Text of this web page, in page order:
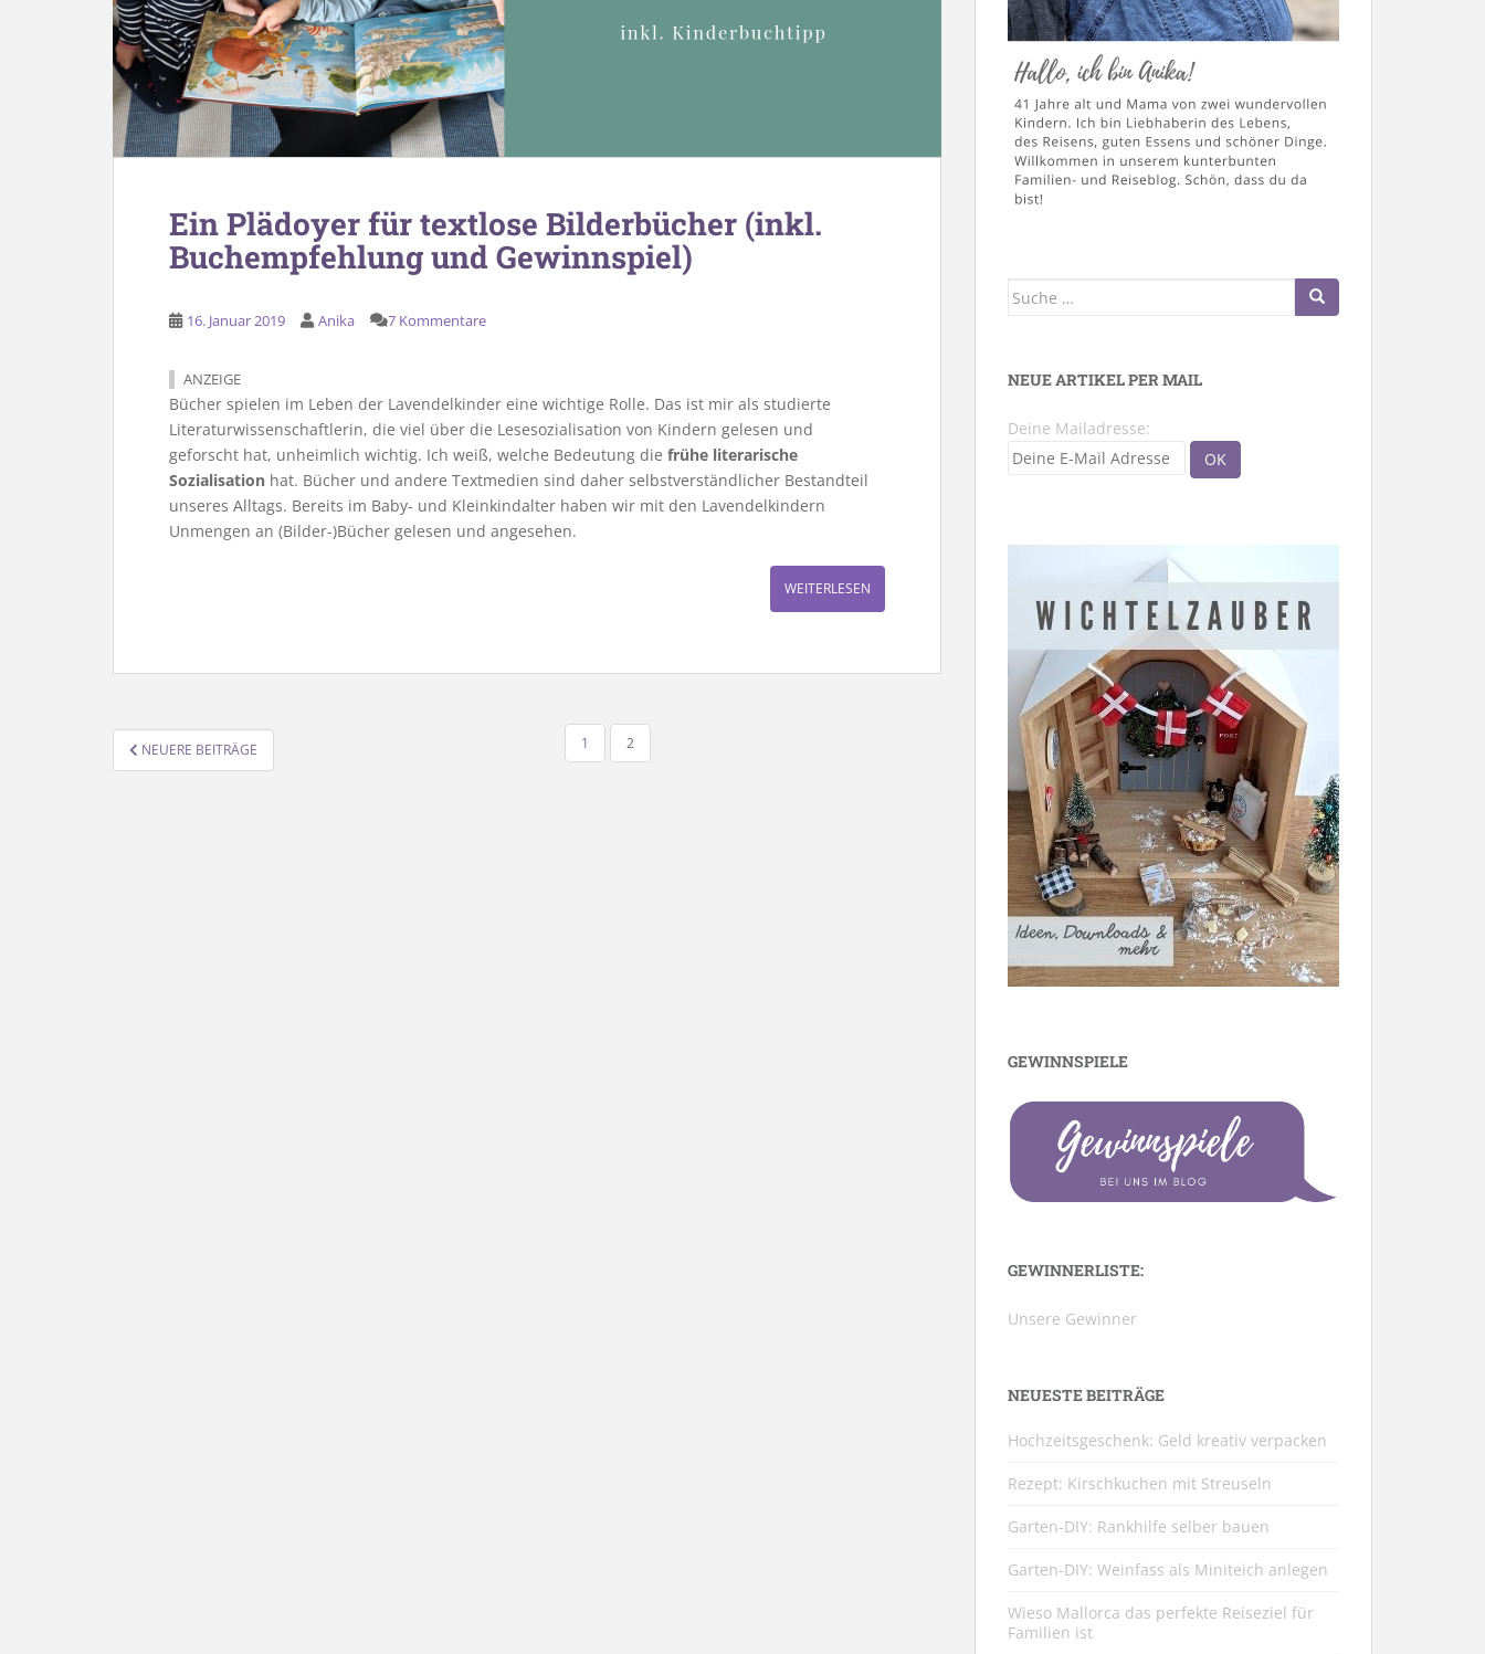
Ein Plädoyer für textlose Bilderbücher (inkl.
Buchempfehlung und Gewinnspiel)
16. Januar 2019 Anika 7 Kommentare
ANZEIGE
Bücher spielen im Leben der Lavendelkinder eine wichtige Rolle. Das ist mir als studierte
Literaturwissenschaftlerin, die viel über die Lesesozialisation von Kindern gelesen und
geforscht hat, unheimlich wichtig. Ich weiß, welche Bedeutung die frühe literarische
Sozialisation hat. Bücher und andere Textmedien sind daher selbstverständlicher Bestandteil
unseres Alltags. Bereits im Baby- und Kleinkindalter haben wir mit den Lavendelkindern
Unmengen an (Bilder-)Bücher gelesen und angesehen.
WEITERLESEN
SEITENNUMMERIERUNG
DER
NEUERE BEITRÄGE 1 2
Suche
NEUE ARTIKEL PER MAIL
Deine Mailadresse:
GEWINNSPIELE
GEWINNERLISTE:
Unsere Gewinner
NEUESTE BEITRÄGE
Hochzeitsgeschenk: Geld kreativ verpacken
Rezept: Kirschkuchen mit Streuseln
Garten-DIY: Rankhilfe selber bauen
Garten-DIY: Weinfass als Miniteich anlegen
Wieso Mallorca das perfekte Reiseziel für
Familien ist